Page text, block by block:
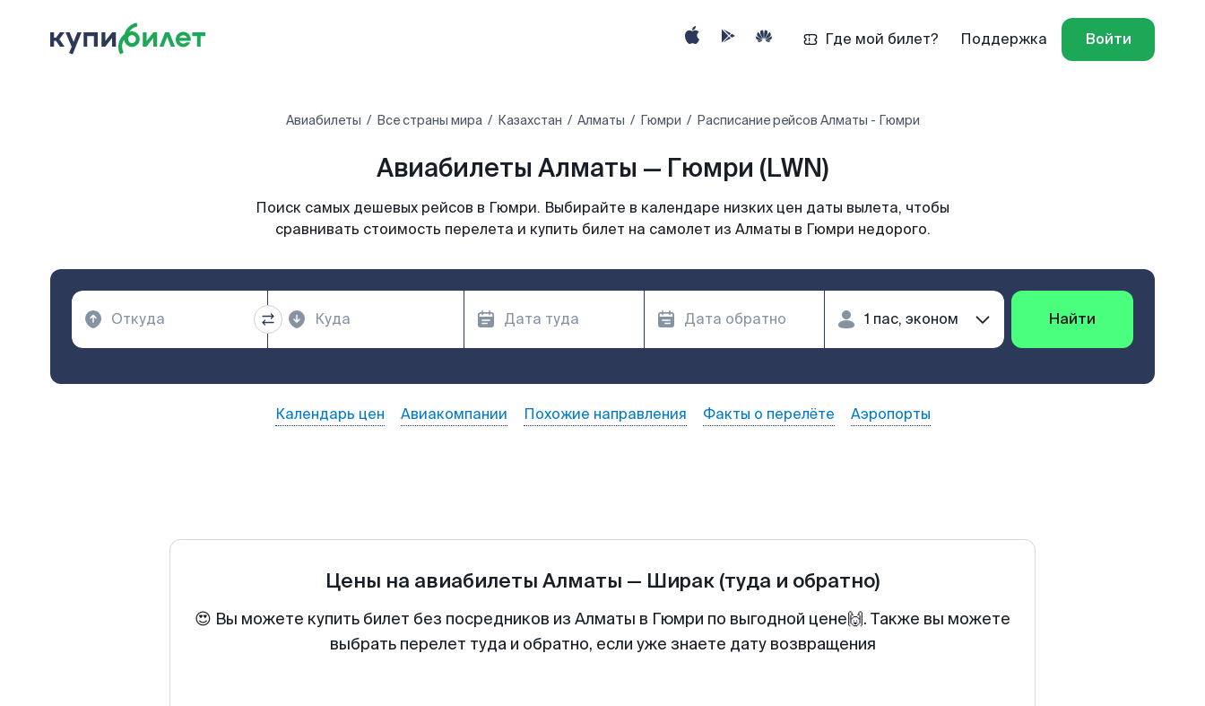
Где мой билет? Поддержка Войти
Авиабилеты Все страны мира Казахстан Алматы Гюмри Расписание рейсов Алматы - Гюмри
Авиабилеты Алматы — Гюмри (LWN)
Поиск самых дешевых рейсов в Гюмри. Выбирайте в календаре низких цен даты вылета, чтобы
сравнивать стоимость перелета и купить билет на самолет из Алматы в Гюмри недорого.
Найти
Календарь цен Авиакомпании Похожие направления Факты о перелёте Аэропорты
Цены на авиабилеты Алматы — Ширак (туда и обратно)
😍 Вы можете купить билет без посредников из Алматы в Гюмри по выгодной цене🙌. Также вы можете
выбрать перелет туда и обратно, если уже знаете дату возвращения